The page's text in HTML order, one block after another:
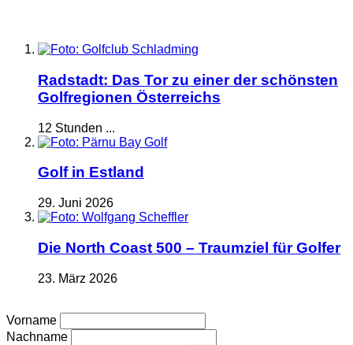
Radstadt: Das Tor zu einer der schönsten
Golfregionen Österreichs
12 Stunden ...
Golf in Estland
29. Juni 2026
Die North Coast 500 – Traumziel für Golfer
23. März 2026
Vorname
Nachname